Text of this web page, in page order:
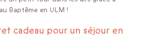
Baptême en ULM !
cadeau pour un séjour en